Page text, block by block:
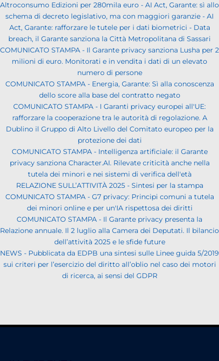
Altroconsumo Edizioni per 280mila euro - AI Act, Garante: sì allo
schema di decreto legislativo, ma con maggiori garanzie - AI
Act, Garante: rafforzare le tutele per i dati biometrici - Data
breach, il Garante sanziona la Città Metropolitana di Sassari
COMUNICATO STAMPA - Il Garante privacy sanziona Lusha per 2
milioni di euro. Monitorati e in vendita i dati di un elevato
numero di persone
COMUNICATO STAMPA - Energia, Garante: Sì alla conoscenza
dello score alla base del contratto negato
COMUNICATO STAMPA - I Garanti privacy europei all'UE:
rafforzare la cooperazione tra le autorità di regolazione. A
Dublino il Gruppo di Alto Livello del Comitato europeo per la
protezione dei dati
COMUNICATO STAMPA - Intelligenza artificiale: il Garante
privacy sanziona Character.AI. Rilevate criticità anche nella
tutela dei minori e nei sistemi di verifica dell'età
RELAZIONE SULL’ATTIVITÀ 2025 - Sintesi per la stampa
COMUNICATO STAMPA - G7 privacy: Principi comuni a tutela
dei minori online e per un'IA rispettosa dei diritti
COMUNICATO STAMPA - Il Garante privacy presenta la
Relazione annuale. Il 2 luglio alla Camera dei Deputati. Il bilancio
dell’attività 2025 e le sfide future
NEWS - Pubblicata da EDPB una sintesi sulle Linee guida 5/2019
sui criteri per l’esercizio del diritto all’oblio nel caso dei motori
di ricerca, ai sensi del GDPR